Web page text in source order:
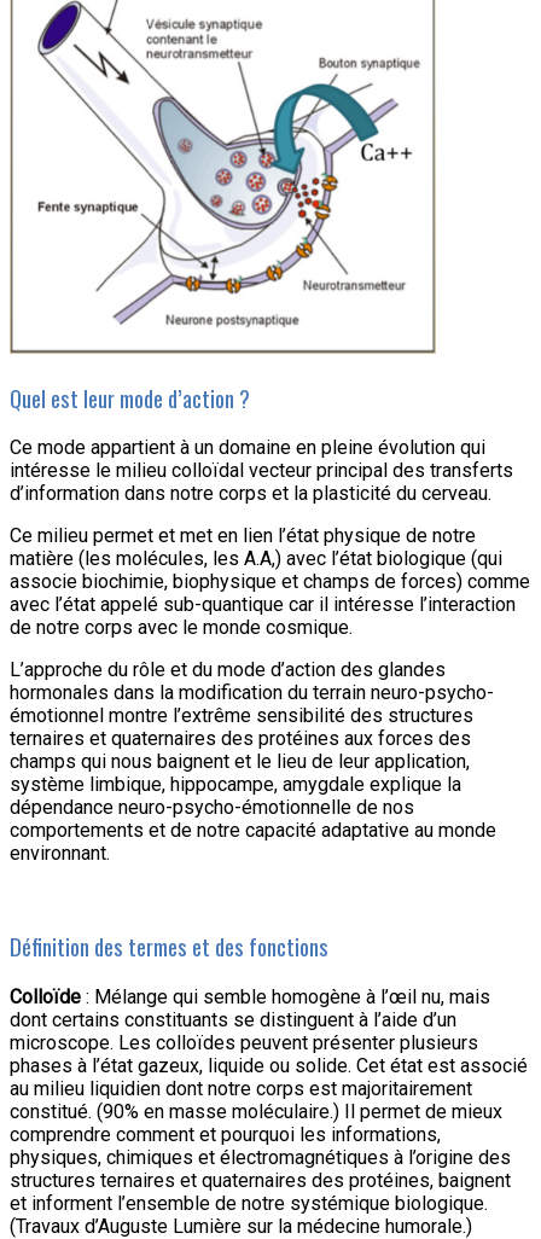
Quel est leur mode d’action ?
Ce mode appartient à un domaine en pleine évolution qui
intéresse le milieu colloïdal vecteur principal des transferts
d’information dans notre corps et la plasticité du cerveau.
Ce milieu permet et met en lien l’état physique de notre
matière (les molécules, les A.A,) avec l’état biologique (qui
associe biochimie, biophysique et champs de forces) comme
avec l’état appelé sub-quantique car il intéresse l’interaction
de notre corps avec le monde cosmique.
L’approche du rôle et du mode d’action des glandes
hormonales dans la modification du terrain neuro-psycho-
émotionnel montre l’extrême sensibilité des structures
ternaires et quaternaires des protéines aux forces des
champs qui nous baignent et le lieu de leur application,
système limbique, hippocampe, amygdale explique la
dépendance neuro-psycho-émotionnelle de nos
comportements et de notre capacité adaptative au monde
environnant.
Définition des termes et des fonctions
Colloïde : Mélange qui semble homogène à l’œil nu, mais
dont certains constituants se distinguent à l’aide d’un
microscope. Les colloïdes peuvent présenter plusieurs
phases à l’état gazeux, liquide ou solide. Cet état est associé
au milieu liquidien dont notre corps est majoritairement
constitué. (90% en masse moléculaire.) Il permet de mieux
comprendre comment et pourquoi les informations,
physiques, chimiques et électromagnétiques à l’origine des
structures ternaires et quaternaires des protéines, baignent
et informent l’ensemble de notre systémique biologique.
(Travaux d’Auguste Lumière sur la médecine humorale.)